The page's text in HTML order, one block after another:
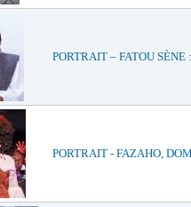
PORTRAIT – FATOU
PORTRAIT - FAZAHO,